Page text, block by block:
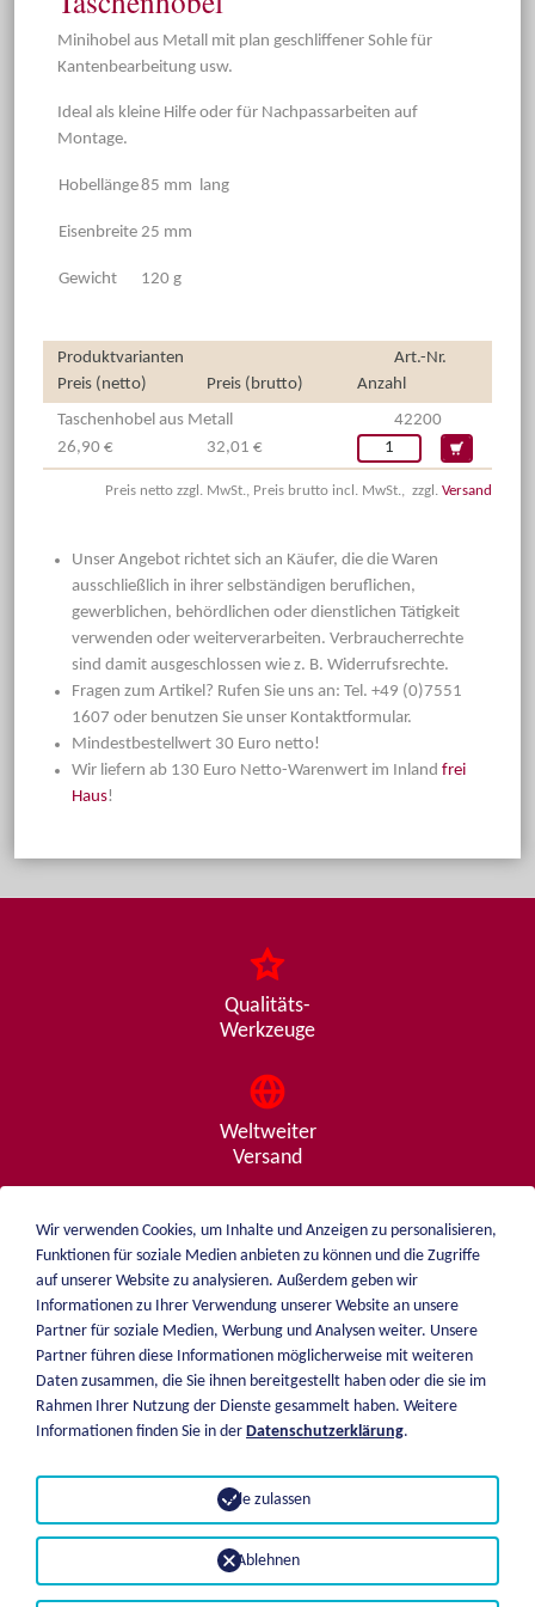
Minihobel aus Metall mit plan geschliffener Sohle für
Kantenbearbeitung usw.
Ideal als kleine Hilfe oder für Nachpassarbeiten auf
Montage.
Hobellänge85 mm lang
Eisenbreite 25 mm
Gewicht 120 g
Produktvarianten
Art.-Nr.
Preis (netto)
Preis (brutto)
Anzahl
Taschenhobel aus Metall
42200
26,90 €
32,01 €
Preis netto zzgl. MwSt., Preis brutto incl. MwSt., zzgl. Versand
Unser Angebot richtet sich an Käufer, die die Waren
ausschließlich in ihrer selbständigen beruflichen,
gewerblichen, behördlichen oder dienstlichen Tätigkeit
verwenden oder weiterverarbeiten. Verbraucherrechte
sind damit ausgeschlossen wie z. B. Widerrufsrechte.
Fragen zum Artikel? Rufen Sie uns an: Tel. +49 (0)7551
1607 oder benutzen Sie unser Kontaktformular.
Mindestbestellwert 30 Euro netto!
Wir liefern ab 130 Euro Netto-Warenwert im Inland frei
Haus!
Qualitäts-
Werkzeuge
Weltweiter
Versand
Beratung
von A - Z
weiblen.
+49 (0)7551 1607
Über mich
Katalog
Versand
Zahlungsarten
Datenschutz
Wir verwenden Cookies, um Inhalte und Anzeigen zu personalisieren,
Funktionen für soziale Medien anbieten zu können und die Zugriffe
auf unserer Website zu analysieren. Außerdem geben wir
Informationen zu Ihrer Verwendung unserer Website an unsere
Partner für soziale Medien, Werbung und Analysen weiter. Unsere
Partner führen diese Informationen möglicherweise mit weiteren
Daten zusammen, die Sie ihnen bereitgestellt haben oder die sie im
Rahmen Ihrer Nutzung der Dienste gesammelt haben. Weitere
Informationen finden Sie in der Datenschutzerklärung.
Ablehnen
Alle zulassen